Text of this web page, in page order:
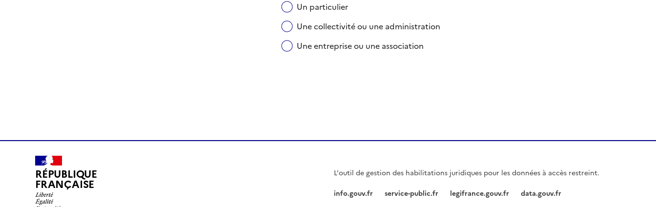
Un particulier
Une collectivité ou une administration
Une entreprise ou une association
RÉPUBLIQUE
FRANÇAISE
L'outil de gestion des habilitations juridiques pour les données à accès restreint.
info.gouv.fr
service-public.fr legifrance.gouv.fr data.gouv.fr